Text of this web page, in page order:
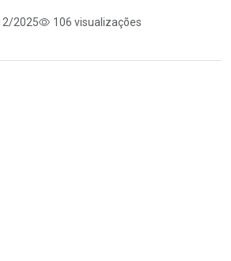
2025
106 visualizações